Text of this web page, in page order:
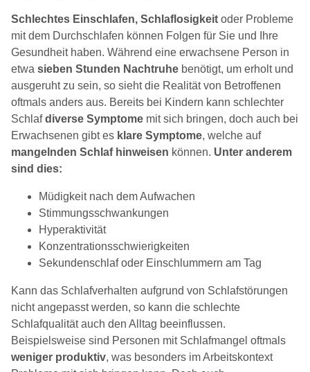
Schlechtes Einschlafen, Schlaflosigkeit oder Probleme
mit dem Durchschlafen können Folgen für Sie und Ihre
Gesundheit haben. Während eine erwachsene Person in
etwa sieben Stunden Nachtruhe benötigt, um erholt und
ausgeruht zu sein, so sieht die Realität von Betroffenen
oftmals anders aus. Bereits bei Kindern kann schlechter
Schlafdiverse Symptome mit sich bringen, doch auch bei
Erwachsenen gibt es klare Symptome, welche auf
mangelnden Schlaf hinweisen können. Unter anderem
sind dies:
Müdigkeit nach dem Aufwachen
Stimmungsschwankungen
Hyperaktivität
Konzentrationsschwierigkeiten
Sekundenschlaf oder Einschlummern am Tag
Kann das Schlafverhalten aufgrund von Schlafstörungen
nicht angepasst werden, so kann die schlechte
Schlafqualität auch den Alltag beeinflussen.
Beispielsweise sind Personen mit Schlafmangel oftmals
weniger produktiv, was besonders im Arbeitskontext